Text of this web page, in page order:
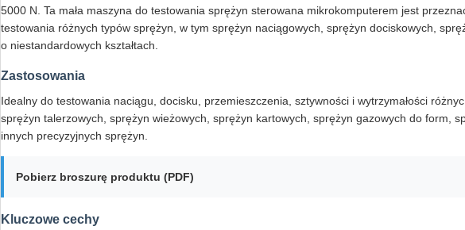
5000 N. Ta mała maszyna do testowania sprężyn sterowana mikrokomputerem jest
testowania różnych typów sprężyn, w tym sprężyn naciągowych, sprężyn dociskowych,
o niestandardowych kształtach.
Zastosowania
Idealny do testowania naciągu, docisku, przemieszczenia, sztywności i wytrzymałości
sprężyn talerzowych, sprężyn wieżowych, sprężyn kartowych, sprężyn gazowych do form,
innych precyzyjnych sprężyn.
Pobierz broszurę produktu (PDF)
Kluczowe cechy